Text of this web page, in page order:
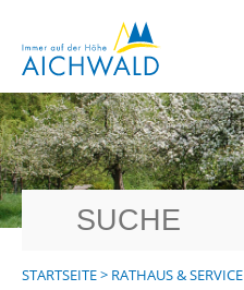
STARTSEITE> RATHAUS & SERVICE